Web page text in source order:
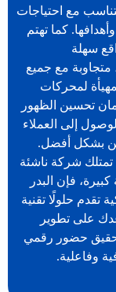
مع احتياجات
كما تهتم
سهلة
متجاوبة مع جميع
لمحركات
تحسين الظهور
إلى العملاء
بشكل أفضل.
شركة ناشئة
فإن البدر
تقدم حلولًا تقنية
على تطوير
حضور رقمي
وفاعلية.